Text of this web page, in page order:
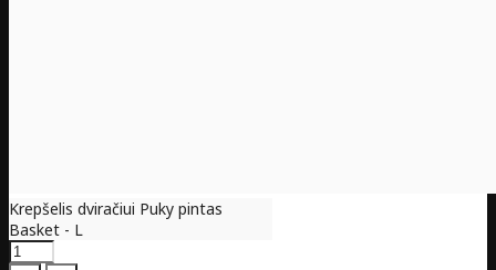
Krepšelis dviračiui Puky pintas
Basket - L